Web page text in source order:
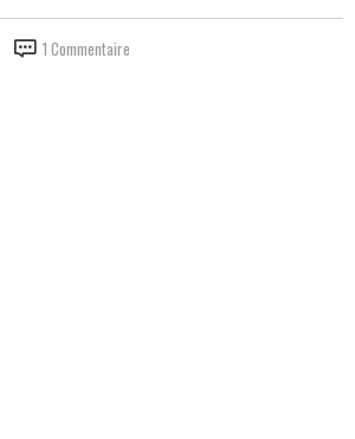
1 Commentaire